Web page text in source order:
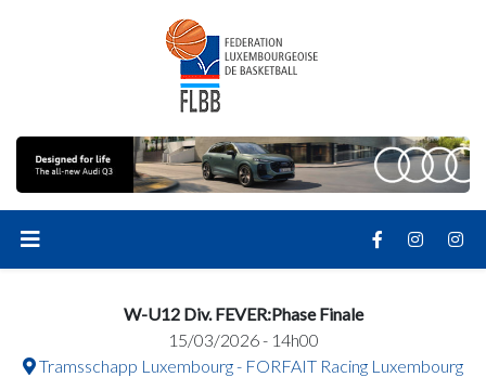
W-U12 Div. FEVER:Phase Finale
15/03/2026 - 14h00
Tramsschapp Luxembourg - FORFAIT Racing Luxembourg